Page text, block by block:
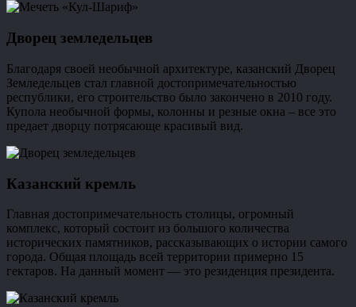
Дворец земледельцев
Благодаря своей необычной архитектуре, казанский Дворец
Земледельцев стал главной достопримечательностью
республики, его строительство было закончено в 2010 году.
Купола необычной формы, колонны и резные окна – все это
предает дворцу потрясающе красивый вид.
Казанский кремль
Главная достопримечательность столицы, огромный
комплекс, который состоит из большого количества
исторических памятников, рассказывающих о истории самого
города. Общая площадь всей территории примерно 15
гектаров. На данный момент — это резиденция президента.